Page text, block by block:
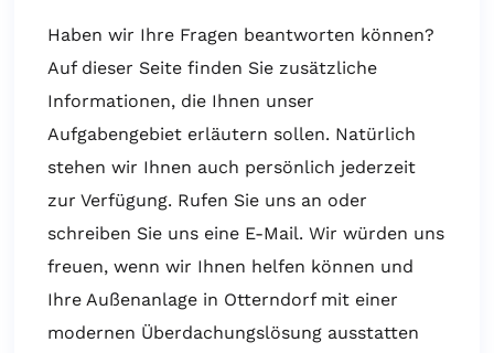
Haben wir Ihre Fragen beantworten können?
Auf dieser Seite finden Sie zusätzliche
Informationen, die Ihnen unser
Aufgabengebiet erläutern sollen. Natürlich
stehen wir Ihnen auch persönlich jederzeit
zur Verfügung. Rufen Sie uns an oder
schreiben Sie uns eine E-Mail. Wir würden uns
freuen, wenn wir Ihnen helfen können und
Ihre Außenanlage in Otterndorf mit einer
modernen Überdachungslösung ausstatten